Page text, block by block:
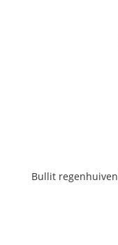
Bullit regenhuiven